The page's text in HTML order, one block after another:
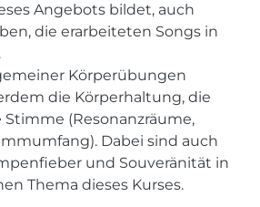
Angebots bildet, auch
die erarbeiteten Songs in
Körperübungen
die Körperhaltung, die
(Resonanzräume,
Dabei sind auch
und Souveränität in
Thema dieses Kurses.